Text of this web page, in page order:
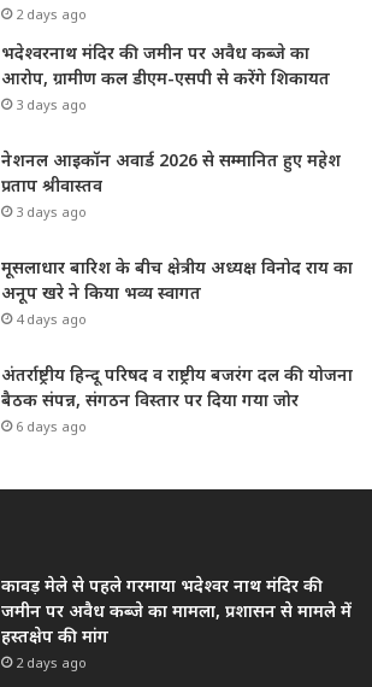
2 days ago
भदेश्वरनाथ मंदिर की जमीन पर अवैध कब्जे का
आरोप, ग्रामीण कल डीएम-एसपी से करेंगे शिकायत
3 days ago
नेशनल आइकॉन अवार्ड 2026 से सम्मानित हुए महेश
प्रताप श्रीवास्तव
3 days ago
मूसलाधार बारिश के बीच क्षेत्रीय अध्यक्ष विनोद राय का
अनूप खरे ने किया भव्य स्वागत
4 days ago
अंतर्राष्ट्रीय हिन्दू परिषद व राष्ट्रीय बजरंग दल की योजना
बैठक संपन्न, संगठन विस्तार पर दिया गया जोर
6 days ago
कावड़ मेले से पहले गरमाया भदेश्वर नाथ मंदिर की
जमीन पर अवैध कब्जे का मामला, प्रशासन से मामले में
हस्तक्षेप की मांग
2 days ago